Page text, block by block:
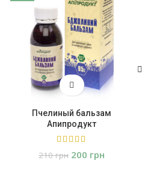
Пчелиный бальзам
Апипродукт
210грн 200 грн